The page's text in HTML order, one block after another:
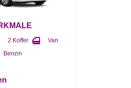
2 Koffer
Van
Benzin